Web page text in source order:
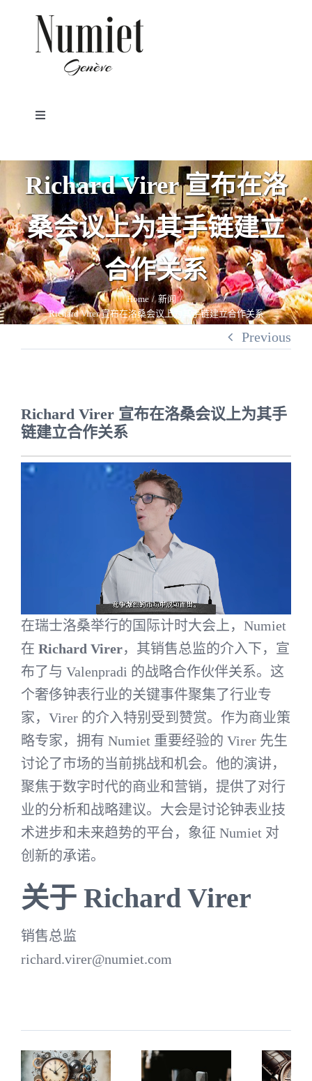
content
Toggle
新闻
3D ADVENTURER
品牌
中文 (中国)
Richard Virer 宣布在洛
桑会议上为其手链建立
合作关系
Home
新闻
Richard Virer 宣布在洛桑会议上为其手链建立合作关系
Previous
Richard Virer 宣布在洛桑会议上为其手
链建立合作关系
在瑞士洛桑举行的国际计时大会上，Numiet
在 Richard Virer，其销售总监的介入下，宣
布了与 Valenpradi 的战略合作伙伴关系。这
个奢侈钟表行业的关键事件聚集了行业专
家，Virer 的介入特别受到赞赏。作为商业策
略专家，拥有 Numiet 重要经验的 Virer 先生
讨论了市场的当前挑战和机会。他的演讲，
聚焦于数字时代的商业和营销，提供了对行
业的分析和战略建议。大会是讨论钟表业技
术进步和未来趋势的平台，象征 Numiet 对
创新的承诺。
关于 Richard Virer
销售总监
richard.virer@numiet.com